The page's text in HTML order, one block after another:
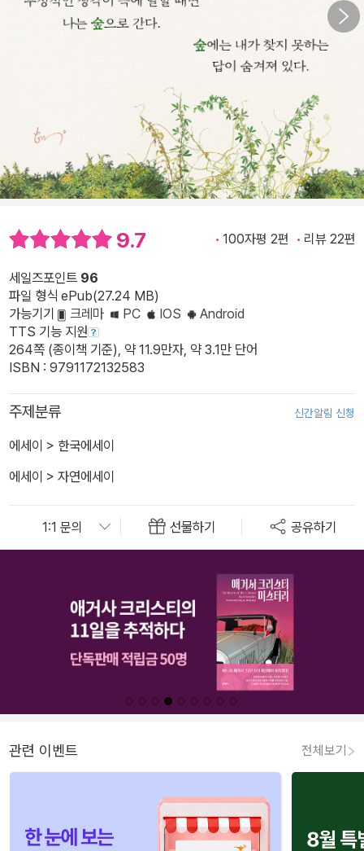
9.7 100자평 2편 리뷰 22편
세일즈포인트 96
파일 형식 ePub(27.24 MB)
가능기기
크레마 PC IOS
Android
TTS 기능 지원
264쪽 (종이책 기준), 약 11.9만자, 약 3.1만 단어
ISBN : 9791172132583
주제분류 신간알림 신청
에세이 > 한국에세이
에세이 > 자연에세이
선물하기 공유하기
관련 이벤트 전체보기